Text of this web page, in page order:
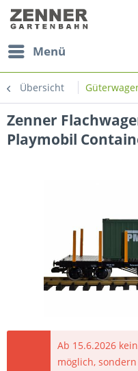
Menü
Übersicht
Zenner
Playmobil
Ab 15.6.2026
möglich,